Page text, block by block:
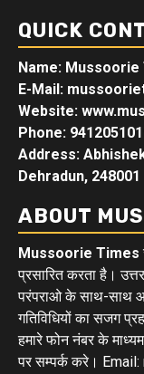
QUICK
Name: Mussoorie
E-Mail:
Website:
Phone:
Address:
Dehradun, 248001
ABOUT
Mussoorie Times
प्रसारित करता है।
परंपराओ के साथ-साथ
गतिविधियों का सजग
हमारे फोन नंबर के
पर सम्पर्क करे।